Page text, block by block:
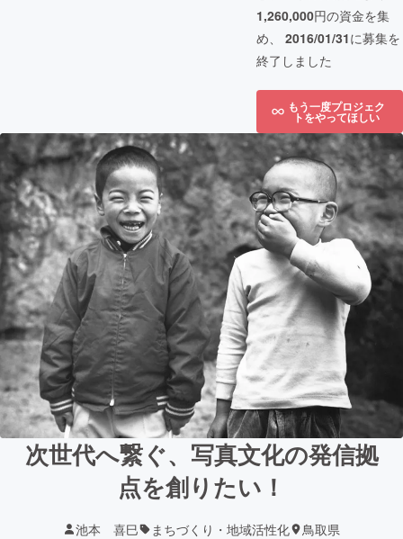
1,260,000円の資金を集
め、 2016/01/31に募集を
終了しました
もう一度プロジェク
トをやってほしい
次世代へ繋ぐ、写真文化の発信拠
点を創りたい！
池本 喜巳 まちづくり・地域活性化 鳥取県